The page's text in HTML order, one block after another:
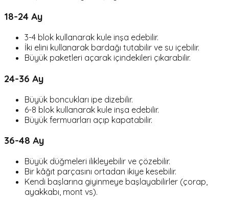
18-24 Ay
3-4 blok kullanarak kule inşa edebilir.
İki elini kullanarak bardağı tutabilir ve su içebilir.
Büyük paketleri açarak içindekileri çıkarabilir.
24-36 Ay
Büyük boncukları ipe dizebilir.
6-8 blok kullanarak kule inşa edebilir.
Büyük fermuarları açıp kapatabilir.
36-48 Ay
Büyük düğmeleri ilikleyebilir ve çözebilir.
Bir kâğıt parçasını ortadan ikiye kesebilir.
Kendi başlarına giyinmeye başlayabilirler (çorap,
ayakkabı, mont vs).